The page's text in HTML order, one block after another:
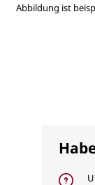
Abbildung ist